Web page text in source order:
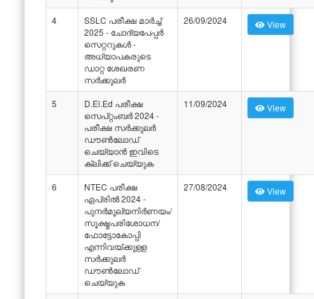
4
SSLC പരീക്ഷ മാർച്ച്
2025 - ചോദ്യപേപ്പർ
സെറ്ററുകൾ -
അധ്യാപകരുടെ
ഡാറ്റ ശേഖരണ
സർക്കുലർ
26/09/2024 View
5
D.El.Ed പരീക്ഷ
സെപ്റ്റംബർ 2024 -
പരീക്ഷ സർക്കുലർ
ഡൗൺലോഡ്
ചെയ്യാൻ ഇവിടെ
ക്ലിക്ക് ചെയ്യുക
11/09/2024 View
6
NTEC പരീക്ഷ
ഏപ്രിൽ 2024 -
പുനർമൂല്യനിർണയം/
സൂക്ഷ്മപരിശോധന/
ഫോട്ടോകോപ്പി
എന്നിവയ്ക്കുള്ള
സർക്കുലർ
ഡൗൺലോഡ്
ചെയ്യുക
27/08/2024 View